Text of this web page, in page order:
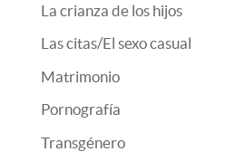
La crianza de los hijos
Las citas/El sexo casual
Matrimonio
Pornografía
Transgénero